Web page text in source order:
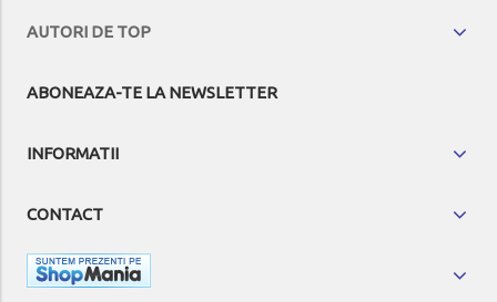
AUTORI DE TOP
ABONEAZA-TE LA NEWSLETTER
INFORMATII
CONTACT